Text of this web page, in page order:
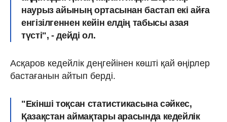
наурыз айының ортасынан бастап екі айға
енгізілгеннен кейін елдің табысы азая
түсті", - дейді ол.
Асқаров кедейлік деңгейінен көшті қай өңірлер
бастағанын айтып берді.
"Екінші тоқсан статистикасына сәйкес,
Қазақстан аймақтары арасында кедейлік